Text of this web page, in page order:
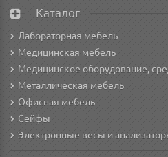
Каталог
Лабораторная мебель
Медицинская мебель
Медицинское оборудование,
Металлическая мебель
Офисная мебель
Сейфы
Электронные весы и